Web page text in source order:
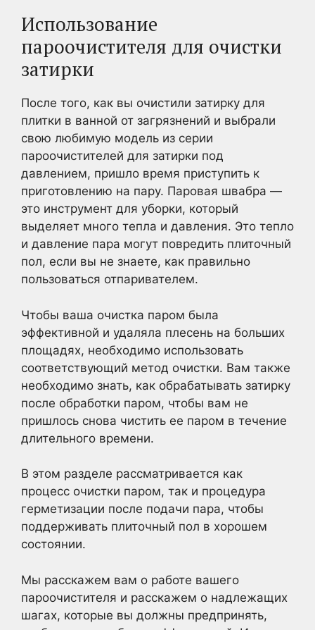
Использование
пароочистителя для очистки
затирки
После того, как вы очистили затирку для
плитки в ванной от загрязнений и выбрали
свою любимую модель из серии
пароочистителей для затирки под
давлением, пришло время приступить к
приготовлению на пару. Паровая швабра —
это инструмент для уборки, который
выделяет много тепла и давления. Это тепло
и давление пара могут повредить плиточный
пол, если вы не знаете, как правильно
пользоваться отпаривателем.
Чтобы ваша очистка паром была
эффективной и удаляла плесень на больших
площадях, необходимо использовать
соответствующий метод очистки. Вам также
необходимо знать, как обрабатывать затирку
после обработки паром, чтобы вам не
пришлось снова чистить ее паром в течение
длительного времени.
В этом разделе рассматривается как
процесс очистки паром, так и процедура
герметизации после подачи пара, чтобы
поддерживать плиточный пол в хорошем
состоянии.
Мы расскажем вам о работе вашего
пароочистителя и расскажем о надлежащих
шагах, которые вы должны предпринять,